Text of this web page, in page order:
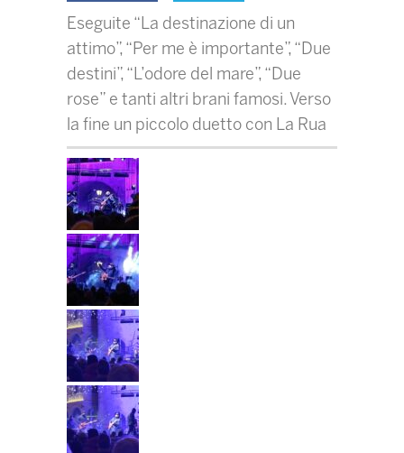
Eseguite “La destinazione di un
attimo”, “Per me è importante”, “Due
destini”, “L’odore del mare”, “Due
rose” e tanti altri brani famosi. Verso
la fine un piccolo duetto con La Rua